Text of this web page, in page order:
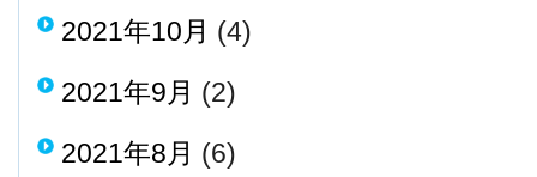
2021年10月 (4)
2021年9月 (2)
2021年8月 (6)